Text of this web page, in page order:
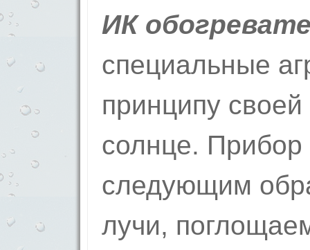
ИК
специальные
принципу
солнце. Прибор
следующим
лучи,